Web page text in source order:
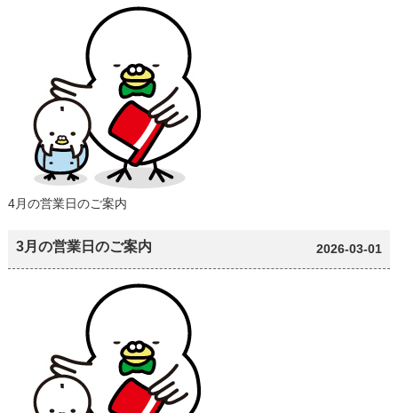
4月の営業日のご案内
3月の営業日のご案内 2026-03-01